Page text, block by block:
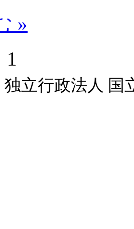
»
1
独立行政法人 国